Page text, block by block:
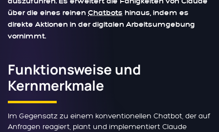
über die eines reinen Chatbots hinaus, indem es
direkte Aktionen in der digitalen Arbeitsumgebung
vornimmt.
Funktionsweise und
Kernmerkmale
Im Gegensatz zu einem konventionellen Chatbot, der auf
Anfragen reagiert, plant und implementiert Claude